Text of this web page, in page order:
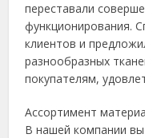
переставали
функционирования.
клиентов и
разнообразных
покупателям,
Ассортимент
В нашей компании